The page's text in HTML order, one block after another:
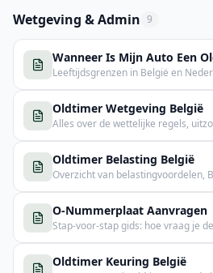
Wetgeving & Admin 9
Wanneer Is Mijn Auto Een
Leeftijdsgrenzen in België en
Oldtimer Wetgeving België
Alles over de wettelijke regels,
Oldtimer Belasting België
Overzicht van belastingvoordelen,
O-Nummerplaat Aanvragen
Stap-voor-stap gids: hoe vraag je
Oldtimer Keuring België